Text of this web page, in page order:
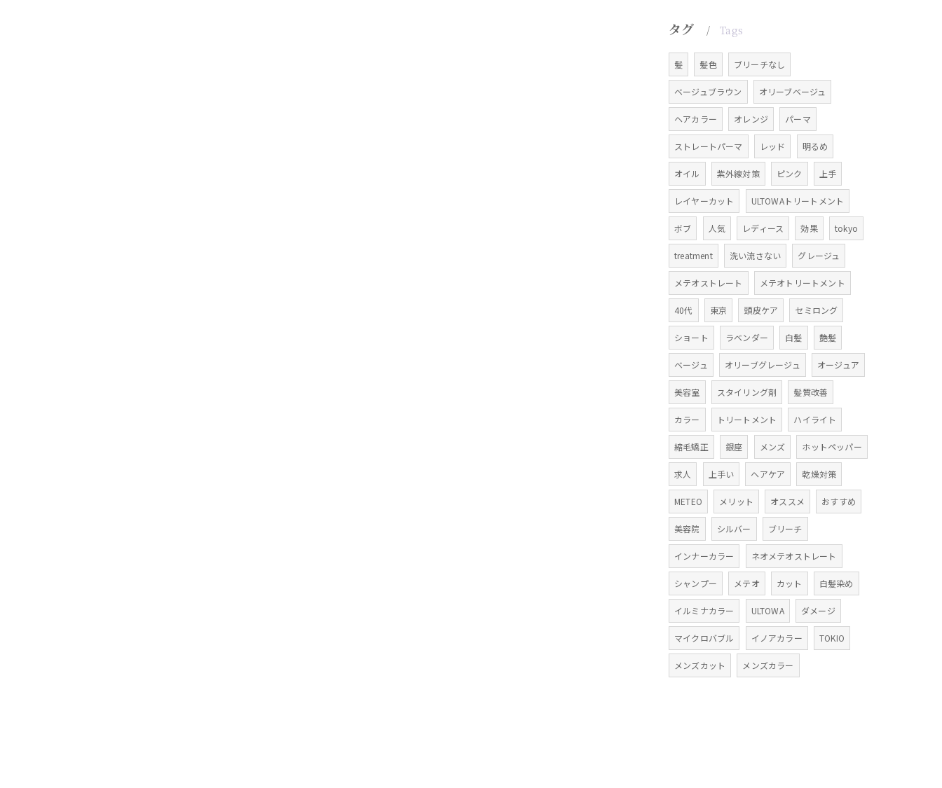
タグ Tags
髪 髪色 ブリーチなし
ベージュブラウン オリーブベージュ
ヘアカラー オレンジ パーマ
ストレートパーマ レッド 明るめ
オイル 紫外線対策 ピンク 上手
レイヤーカット ULTOWAトリートメント
ボブ 人気 レディース 効果 tokyo
treatment 洗い流さない グレージュ
メテオストレート メテオトリートメント
40代 東京 頭皮ケア セミロング
ショート ラベンダー 白髪 艶髪
ベージュ オリーブグレージュ オージュア
美容室 スタイリング剤 髪質改善
カラー トリートメント ハイライト
縮毛矯正 銀座 メンズ ホットペッパー
求人 上手い ヘアケア 乾燥対策
METEO メリット オススメ おすすめ
美容院 シルバー ブリーチ
インナーカラー ネオメテオストレート
シャンプー メテオ カット 白髪染め
イルミナカラー ULTOWA ダメージ
マイクロバブル イノアカラー TOKIO
メンズカット メンズカラー